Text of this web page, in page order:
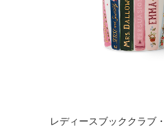
レディースブッククラブ